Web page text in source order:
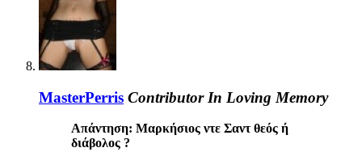
MasterPerris Contributor In Loving Memory
Απάντηση: Mαρκήσιος ντε Σαντ θεός ή
διάβολος ?